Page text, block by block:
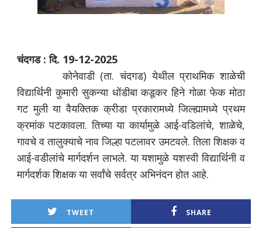
चंदगड : दि. 19-12-2025
कोनेवाडी (ता. चंदगड) येथील प्राथमिक शाळेची
विद्यार्थिनी कुमारी सुकन्या धोंडीबा कडूकर हिने गोळा फेक मोठा
गट मुली या वैयक्तिक क्रीडा प्रकारामध्ये जिल्ह्यामध्ये प्रथम
क्रमांक पटकावला. तिच्या या कार्यामुळे आई-वडिलांचे, शाळेचे,
गावचे व तालुक्याचे नाव जिल्हा पटलावर उमटवले. तिला शिक्षक व
आई-वडीलांचे मार्गदर्शन लाभले. या यशामुळे यशस्वी विद्यार्थिनी व
मार्गदर्शक शिक्षक या सर्वांचे सर्वत्र अभिनंदन होत आहे.
TWEET SHARE